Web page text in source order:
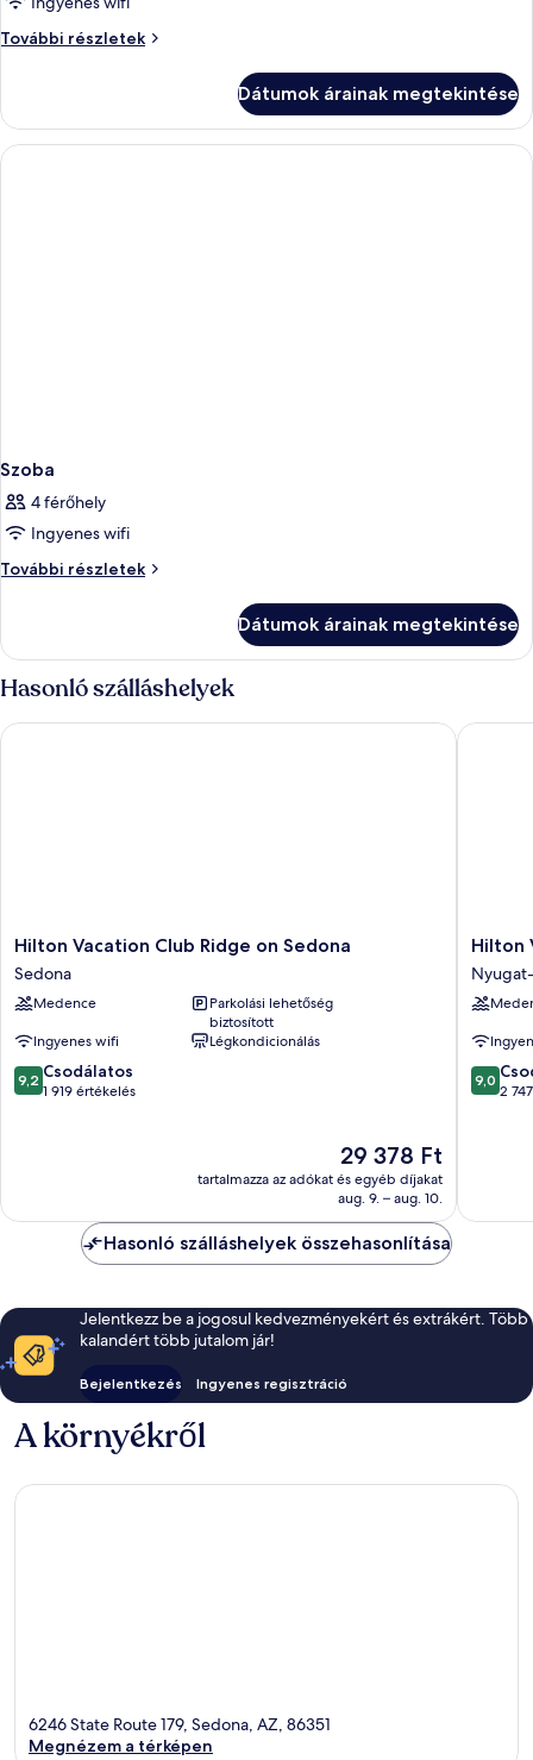
További részletek
Szoba
Dátumok árainak megtekintése
Szoba
4 férőhely
Ingyenes wifi
További részletek
Szoba
Dátumok árainak megtekintése
Hasonló szálláshelyek
Hilton
Vacation
Club
Ridge
Sedona
Sedona
Hilton Vacation Club Ridge on Sedona
Sedona
Medence
Parkolási lehetőség
biztosított
Ingyenes wifi
Légkondicionálás
9.2
ennyiből:
9,2 Csodálatos
1 919 értékelés
Az
ár
29 378 Ft
29 378 Ft
tartalmazza az adókat és egyéb díjakat
aug. 9. – aug. 10.
Hilton Vacation Club Ridge on Sedona
Hilton
Vacation
Club
Sedona
Nyugat-
Sedona
Hilton
9.0
9,0
2
Hilton
Hasonló szálláshelyek összehasonlítása
Jelentkezz be a jogosul kedvezményekért és extrákért. Több
kalandért több jutalom jár!
Bejelentkezés Ingyenes regisztráció
A környékről
6246 State Route 179, Sedona, AZ, 86351
Megnézem a térképen